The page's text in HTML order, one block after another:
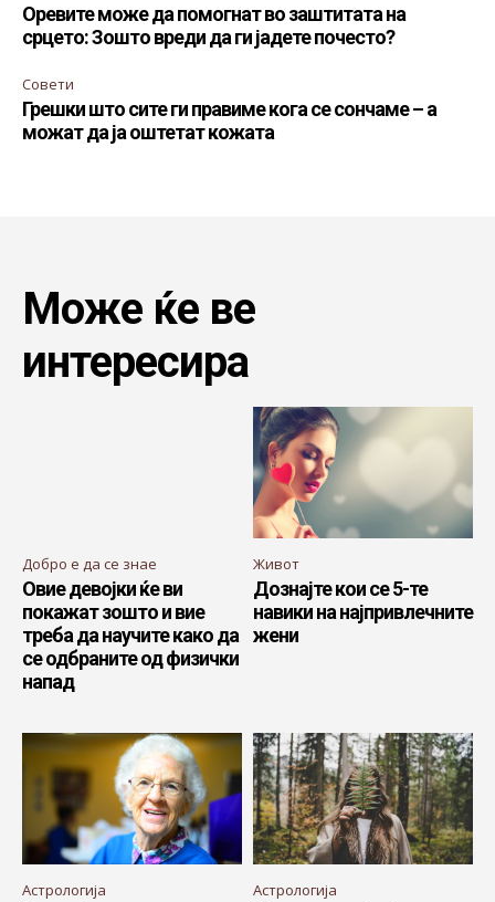
Оревите може да помогнат во заштитата на
срцето: Зошто вреди да ги јадете почесто?
Совети
Грешки што сите ги правиме кога се сончаме – а
можат да ја оштетат кожата
Може ќе ве
интересира
Добро е да се знае
Овие девојки ќе ви
покажат зошто и вие
треба да научите како да
се одбраните од физички
напад
Живот
Дознајте кои се 5-те
навики на најпривлечните
жени
Астрологија Астрологија